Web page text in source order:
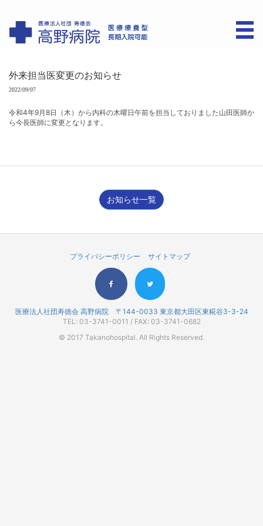
外来担当医変更のお知らせ
2022/09/07
令和4年9月8日（木）から内科の木曜日午前を担当しておりました山田医師か
ら今長医師に変更となります。
お知らせ一覧
プライバシーポリシー サイトマップ
医療法人社団寿徳会 高野病院 〒144-0033 東京都大田区東糀谷3-3-24
TEL: 03-3741-0011 / FAX: 03-3741-0682
© 2017 Takanohospital. All Rights Reserved.